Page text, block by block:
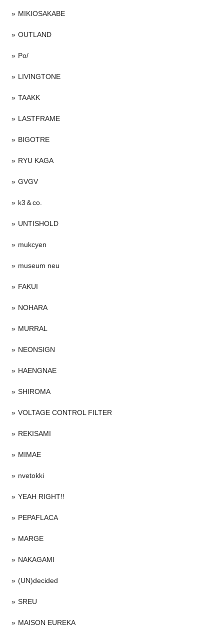
MIKIOSAKABE
OUTLAND
Po/
LIVINGTONE
TAAKK
LASTFRAME
BIGOTRE
RYU KAGA
GVGV
k3＆co.
UNTISHOLD
mukcyen
museum neu
FAKUI
NOHARA
MURRAL
NEONSIGN
HAENGNAE
SHIROMA
VOLTAGE CONTROL FILTER
REKISAMI
MIMAE
nvetokki
YEAH RIGHT!!
PEPAFLACA
MARGE
NAKAGAMI
(UN)decided
SREU
MAISON EUREKA